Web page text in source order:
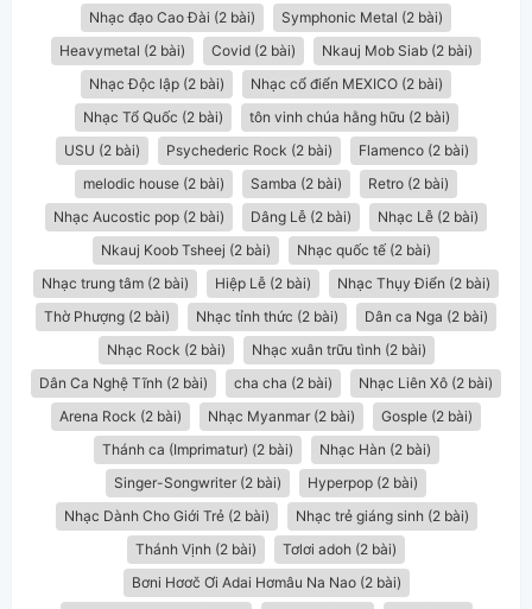
Nhạc đạo Cao Đài (2 bài)
Symphonic Metal (2 bài)
Heavymetal (2 bài)
Covid (2 bài)
Nkauj Mob Siab (2 bài)
Nhạc Độc lập (2 bài)
Nhạc cổ điển MEXICO (2 bài)
Nhạc Tổ Quốc (2 bài)
tôn vinh chúa hằng hữu (2 bài)
USU (2 bài)
Psychederic Rock (2 bài)
Flamenco (2 bài)
melodic house (2 bài)
Samba (2 bài)
Retro (2 bài)
Nhạc Aucostic pop (2 bài)
Dâng Lễ (2 bài)
Nhạc Lễ (2 bài)
Nkauj Koob Tsheej (2 bài)
Nhạc quốc tế (2 bài)
Nhạc trung tâm (2 bài)
Hiệp Lễ (2 bài)
Nhạc Thụy Điển (2 bài)
Thờ Phượng (2 bài)
Nhạc tỉnh thức (2 bài)
Dân ca Nga (2 bài)
Nhạc Rock (2 bài)
Nhạc xuân trữu tình (2 bài)
Dân Ca Nghệ Tĩnh (2 bài)
cha cha (2 bài)
Nhạc Liên Xô (2 bài)
Arena Rock (2 bài)
Nhạc Myanmar (2 bài)
Gosple (2 bài)
Thánh ca (Imprimatur) (2 bài)
Nhạc Hàn (2 bài)
Singer-Songwriter (2 bài)
Hyperpop (2 bài)
Nhạc Dành Cho Giới Trẻ (2 bài)
Nhạc trẻ giáng sinh (2 bài)
Thánh Vịnh (2 bài)
Tơlơi adoh (2 bài)
Bơni Hơơč Ơi Adai Hơmâu Na Nao (2 bài)